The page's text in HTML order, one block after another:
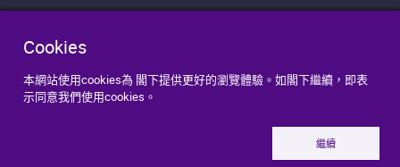
Cookies
本網站使用cookies為 閣下提供更好的瀏覽體驗。如閣下繼續，即表
示同意我們使用cookies。
繼續